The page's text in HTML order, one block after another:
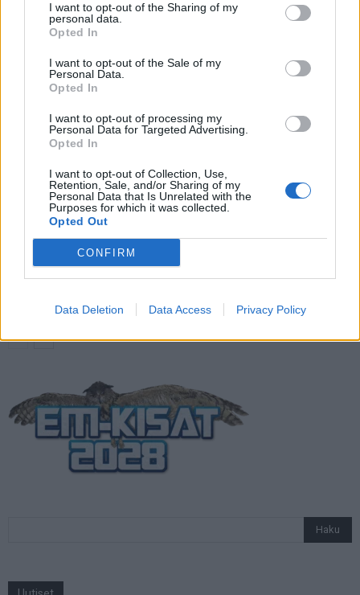
I want to opt-out of the Sharing of my
personal data.
Opted In
I want to opt-out of the Sale of my
Personal Data.
Opted In
I want to opt-out of processing my
Personal Data for Targeted Advertising.
Opted In
I want to opt-out of Collection, Use,
Retention, Sale, and/or Sharing of my
Personal Data that Is Unrelated with the
Purposes for which it was collected.
Opted Out
CONFIRM
Data Deletion Data Access Privacy Policy
Ronaldon tuuletus käytössä
LIITTYVÄT ARTIKKELIT LISÄÄ TEKIJÄLTÄ
todellinen jalkapallokommentaattorin
analyysi
Suomi-Hollanti näkyy ilmaiseksi TV:stä –
näin katsot ottelun
Jalkapallon U21 EM-kisat 2025 – tässä
otteluohjelma ja Suomen joukkue